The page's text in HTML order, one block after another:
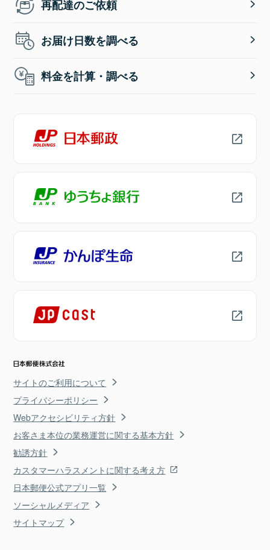
再配達のご依頼
お届け日数を調べる
料金を計算・調べる
サイトのご利用について
プライバシーポリシー
Webアクセシビリティ方針
お客さま本位の業務運営に関する基本方針
勧誘方針
カスタマーハラスメントに関する考え方
日本郵便公式アプリ一覧
ソーシャルメディア
サイトマップ